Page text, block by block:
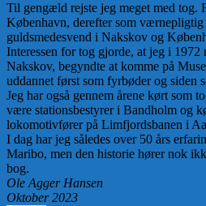
Til gengæld rejste jeg meget med tog.
København, derefter som
guldsmedesvend i Nakskov og
Interessen for tog gjorde, at jeg i 1972
Nakskov, begyndte at komme på
uddannet først som fyrbøder og siden
Jeg har også gennem årene kørt som
være stationsbestyrer i Bandholm og
lokomotivfører på Limfjordsbanen i
I dag har jeg således over 50 års
Maribo, men den historie hører nok
bog.
Ole Agger Hansen
Oktober 2023